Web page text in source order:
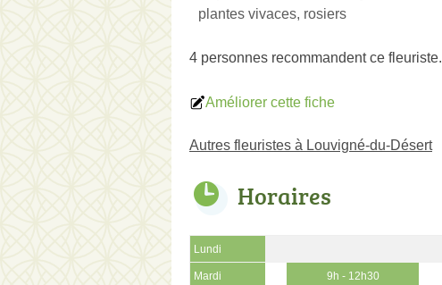
plantes vivaces, rosiers
4 personnes recommandentce fleuriste.
Améliorer cette fiche
Autres fleuristes à Louvigné-du-Désert
Horaires
Lundi
Mardi 9h - 12h30